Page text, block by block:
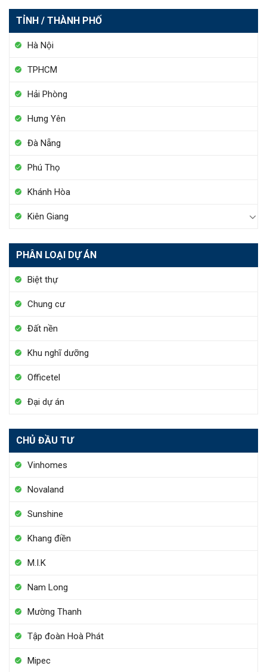
TỈNH / THÀNH PHỐ
Hà Nội
TPHCM
Hải Phòng
Hưng Yên
Đà Nẵng
Phú Thọ
Khánh Hòa
Kiên Giang
PHÂN LOẠI DỰ ÁN
Biệt thự
Chung cư
Đất nền
Khu nghĩ dưỡng
Officetel
Đại dự án
CHỦ ĐẦU TƯ
Vinhomes
Novaland
Sunshine
Khang điền
M.I.K
Nam Long
Mường Thanh
Tập đoàn Hoà Phát
Mipec